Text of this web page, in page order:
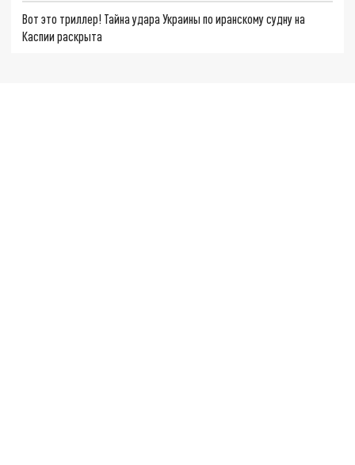
Вот это триллер! Тайна удара Украины по иранскому судну на
Каспии раскрыта